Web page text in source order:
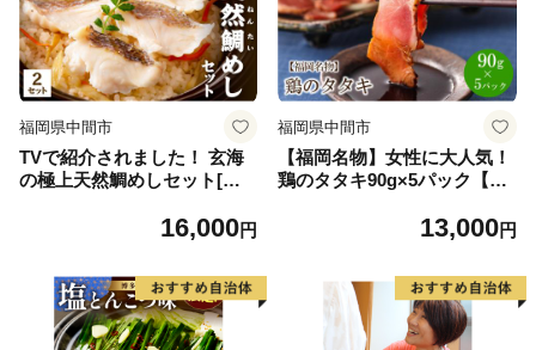
福岡県中間市
TVで紹介されました！ 玄海
の極上天然鯛めしセット[鯛
だし]×2【010-0002】16,000円
福岡県中間市
【福岡名物】女性に大人気！
鶏のタタキ90g×5パック【03
13,000円